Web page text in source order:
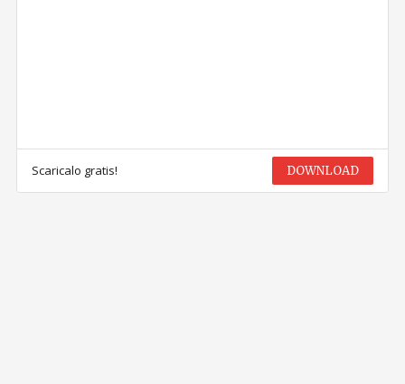
Scaricalo gratis! DOWNLOAD